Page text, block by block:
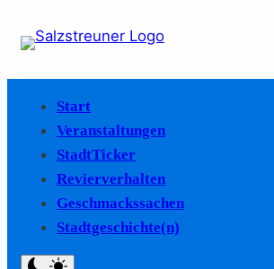
Start
Veranstaltungen
StadtTicker
Revierverhalten
Geschmackssachen
Stadtgeschichte(n)